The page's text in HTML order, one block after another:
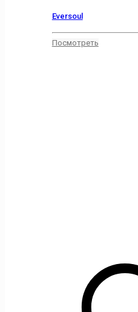
Eversoul
Посмотреть